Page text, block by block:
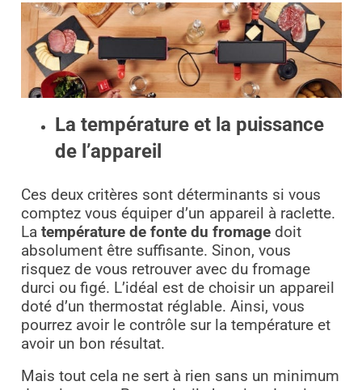
La température et la puissance
de l’appareil
Ces deux critères sont déterminants si vous
comptez vous équiper d’un appareil à raclette.
La température de fonte du fromagedoit
absolument être suffisante. Sinon, vous
risquez de vous retrouver avec du fromage
durci ou figé. L’idéal est de choisir un appareil
doté d’un thermostat réglable. Ainsi, vous
pourrez avoir le contrôle sur la température et
avoir un bon résultat.
Mais tout cela ne sert à rien sans un minimum